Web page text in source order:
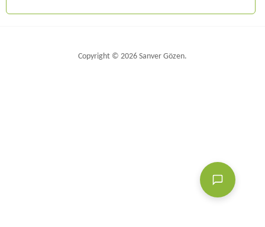
Copyright © 2026 Sanver Gözen.